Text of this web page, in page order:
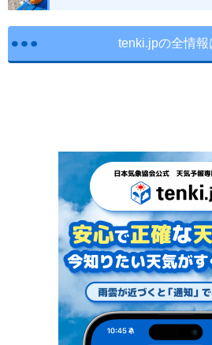
tenki.jpの全情報